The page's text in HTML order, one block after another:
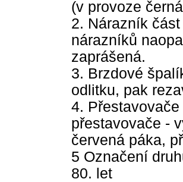
(v provoze
2. Nárazník
nárazníků
zaprášená.
3. Brzdové
odlitku, pak
4.
přestavovače -
červená páka,
5 Označení
80. let